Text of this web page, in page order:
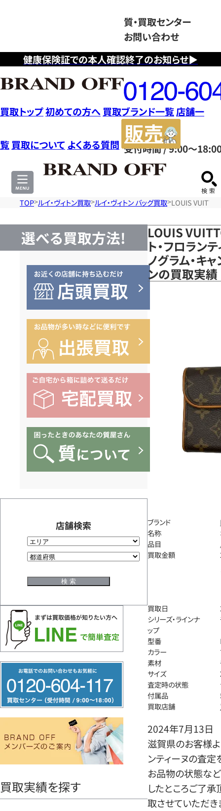
健康保険証での本人確認終了のお知らせ▶
質・買取センター
お問い合わせ
フ
リ
ー
ダ
イ
ヤ
ル
0120604117
受付時間 / 9:00～
買取トップ初めての方へ 買取ブランド一覧店舗一
覧 買取について よくある質問
サ
TOP ルイ・ヴィトン買取 ルイ・ヴィトン バッグ買取 LOUIS
選べる買取方法!
店舗検索
リ
ー
ヤ
買取実績を探す
LOUIS
ト・フロラン
ノグラム・キ
ンの買取実績
ブランド
名称
品目
買取金額
買取日
シリーズ・ラインナ
ップ
型番
カラー
素材
サイズ
査定時の状態
付属品
買取店舗
2024年7月13日
滋賀県のお客様よ
ンティーヌの査定
お品物の状態など
したところご了
取させていただき